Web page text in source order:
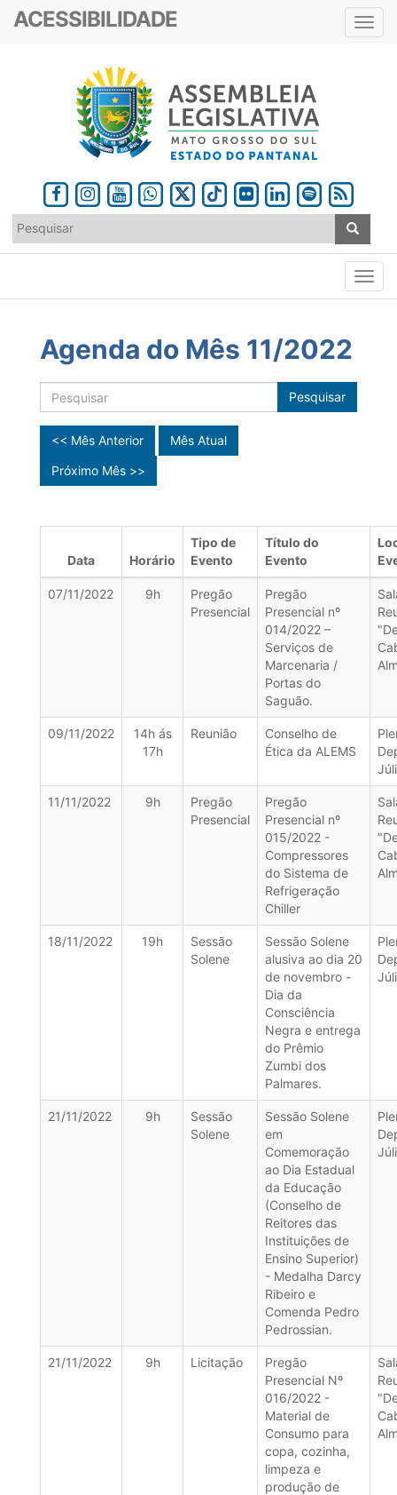
ACESSIBILIDADE
Agenda do Mês 11/2022
Pesquisar
<< Mês Anterior
Mês Atual
Próximo Mês >>
Data Horário
Tipo de
Evento
Título do
Evento
07/11/2022 9h
Pregão
Presencial
Pregão
Presencial nº
014/2022 –
Serviços de
Marcenaria /
Portas do
Saguão.
09/11/2022
14h ás
17h
Reunião
Conselho de
Ética da ALEMS
11/11/2022 9h
Pregão
Presencial
Pregão
Presencial nº
015/2022 -
Compressores
do Sistema de
Refrigeração
Chiller
18/11/2022 19h
Sessão
Solene
Sessão Solene
alusiva ao dia 20
de novembro -
Dia da
Consciência
Negra e entrega
do Prêmio
Zumbi dos
Palmares.
21/11/2022 9h
Sessão
Solene
Sessão Solene
em
Comemoração
ao Dia Estadual
da Educação
(Conselho de
Reitores das
Instituições de
Ensino Superior)
- Medalha Darcy
Ribeiro e
Comenda Pedro
Pedrossian.
21/11/2022 9h Licitação
Pregão
Presencial Nº
016/2022 -
Material de
Consumo para
copa, cozinha,
limpeza e
produção de